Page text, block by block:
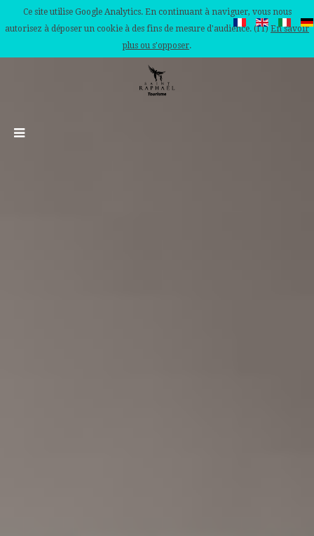
Ce site utilise Google Analytics. En continuant à naviguer, vous nous
autorisez à déposer un cookie à des fins de mesure d'audience. (IT) En savoir
plus ou s'opposer.